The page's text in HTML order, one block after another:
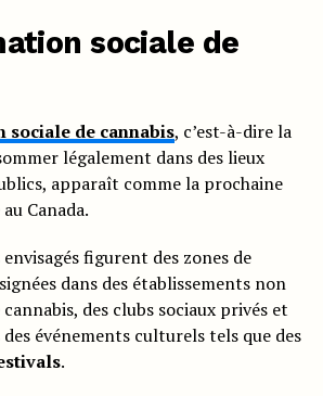
sociale de
sociale de cannabis, c’est-à-dire la
légalement dans des lieux
apparaît comme la prochaine
Canada.
figurent des zones de
dans des établissements non
des clubs sociaux privés et
événements culturels tels que des
.